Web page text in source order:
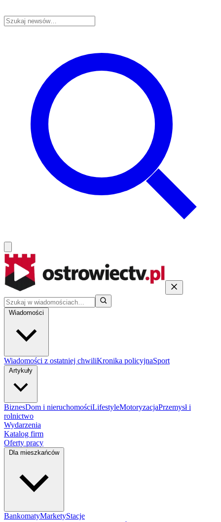
Wiadomości
Wiadomości z ostatniej chwiliKronika policyjnaSport
Artykuły
BiznesDom i nieruchomościLifestyleMotoryzacjaPrzemysł i
rolnictwo
Wydarzenia
Katalog firm
Oferty pracy
Dla mieszkańców
BankomatyMarketyStacje